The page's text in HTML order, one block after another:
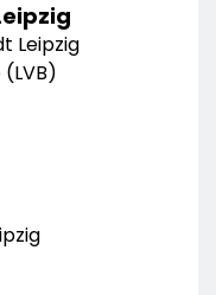
Leipzig